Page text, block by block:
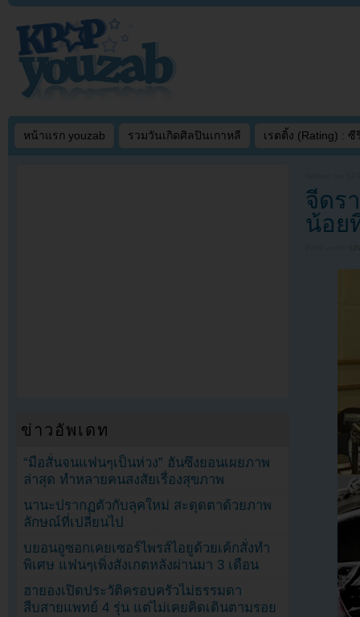
หน้าแรก youzab รวมวันเกิดศิลปินเกาหลี เรตติ้ง (Rating) : ซี
จีดร
น้อย
ข่าวอัพเดท
“มือสั่นจนแฟนๆเป็นห่วง” ฮันซึงยอนเผยภาพ
ล่าสุด ทำหลายคนสงสัยเรื่องสุขภาพ
นานะปรากฏตัวกับลุคใหม่ สะดุดตาด้วยภาพ
ลักษณ์ที่เปลี่ยนไป
บยอนอูซอกเคยเซอร์ไพรส์ไอยูด้วยเค้กสั่งทำ
พิเศษ แฟนๆเพิ่งสังเกตหลังผ่านมา 3 เดือน
ฮายองเปิดประวัติครอบครัวไม่ธรรมดา
สืบสายแพทย์ 4 รุ่น แต่ไม่เคยคิดเดินตามรอย